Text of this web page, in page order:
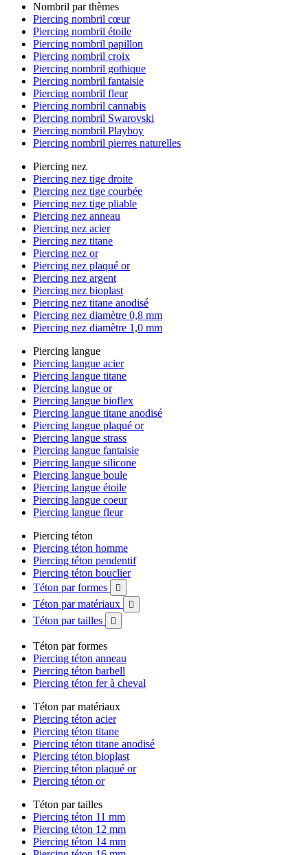
Nombril par thèmes
Piercing nombril cœur
Piercing nombril étoile
Piercing nombril papillon
Piercing nombril croix
Piercing nombril gothique
Piercing nombril fantaisie
Piercing nombril fleur
Piercing nombril cannabis
Piercing nombril Swarovski
Piercing nombril Playboy
Piercing nombril pierres naturelles
Piercing nez
Piercing nez tige droite
Piercing nez tige courbée
Piercing nez tige pliable
Piercing nez anneau
Piercing nez acier
Piercing nez titane
Piercing nez or
Piercing nez plaqué or
Piercing nez argent
Piercing nez bioplast
Piercing nez titane anodisé
Piercing nez diamètre 0,8 mm
Piercing nez diamètre 1,0 mm
Piercing langue
Piercing langue acier
Piercing langue titane
Piercing langue or
Piercing langue bioflex
Piercing langue titane anodisé
Piercing langue plaqué or
Piercing langue strass
Piercing langue fantaisie
Piercing langue silicone
Piercing langue boule
Piercing langue étoile
Piercing langue coeur
Piercing langue fleur
Piercing téton
Piercing téton homme
Piercing téton pendentif
Piercing téton bouclier
Téton par formes

Téton par matériaux 
Téton par tailles 
Téton par formes
Piercing téton anneau
Piercing téton barbell
Piercing téton fer à cheval
Téton par matériaux
Piercing téton acier
Piercing téton titane
Piercing téton titane anodisé
Piercing téton bioplast
Piercing téton plaqué or
Piercing téton or
Téton par tailles
Piercing téton 11 mm
Piercing téton 12 mm
Piercing téton 14 mm